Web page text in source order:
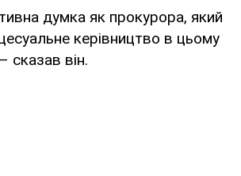
думка як прокурора, який
керівництво в цьому
сказав він.